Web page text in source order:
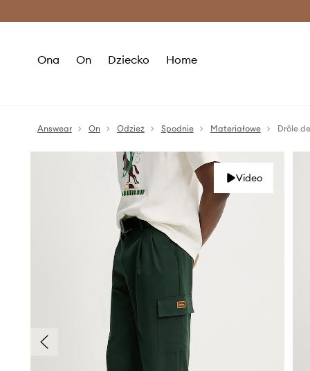
Ona On Dziecko Home
Answear On Odzież Spodnie Materiałowe
Video